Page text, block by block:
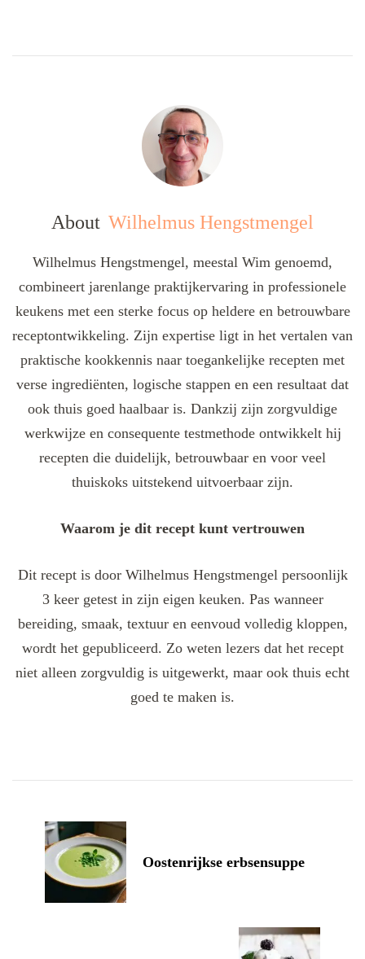
About Wilhelmus Hengstmengel
Wilhelmus Hengstmengel, meestal Wim genoemd,
combineert jarenlange praktijkervaring in professionele
keukens met een sterke focus op heldere en betrouwbare
receptontwikkeling. Zijn expertise ligt in het vertalen van
praktische kookkennis naar toegankelijke recepten met
verse ingrediënten, logische stappen en een resultaat dat
ook thuis goed haalbaar is. Dankzij zijn zorgvuldige
werkwijze en consequente testmethode ontwikkelt hij
recepten die duidelijk, betrouwbaar en voor veel
thuiskoks uitstekend uitvoerbaar zijn.
Waarom je dit recept kunt vertrouwen
Dit recept is door Wilhelmus Hengstmengel persoonlijk
3 keer getest in zijn eigen keuken. Pas wanneer
bereiding, smaak, textuur en eenvoud volledig kloppen,
wordt het gepubliceerd. Zo weten lezers dat het recept
niet alleen zorgvuldig is uitgewerkt, maar ook thuis echt
goed te maken is.
Navigation
Oostenrijkse erbsensuppe